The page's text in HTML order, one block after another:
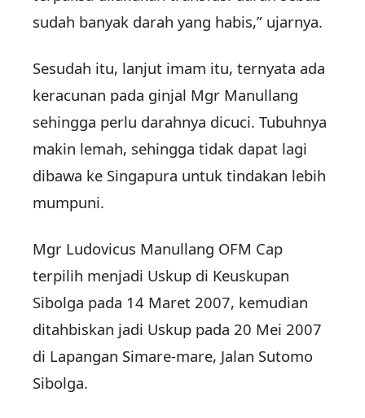
sudah banyak darah yang habis,” ujarnya.
Sesudah itu, lanjut imam itu, ternyata ada
keracunan pada ginjal Mgr Manullang
sehingga perlu darahnya dicuci. Tubuhnya
makin lemah, sehingga tidak dapat lagi
dibawa ke Singapura untuk tindakan lebih
mumpuni.
Mgr Ludovicus Manullang OFM Cap
terpilih menjadi Uskup di Keuskupan
Sibolga pada 14 Maret 2007, kemudian
ditahbiskan jadi Uskup pada 20 Mei 2007
di Lapangan Simare-mare, Jalan Sutomo
Sibolga.